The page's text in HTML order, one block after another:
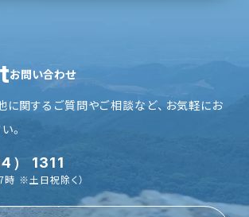
お問い合わせ
に関するご質問やご相談など、お気軽にお
。
） 1311
時 ※土日祝除く）